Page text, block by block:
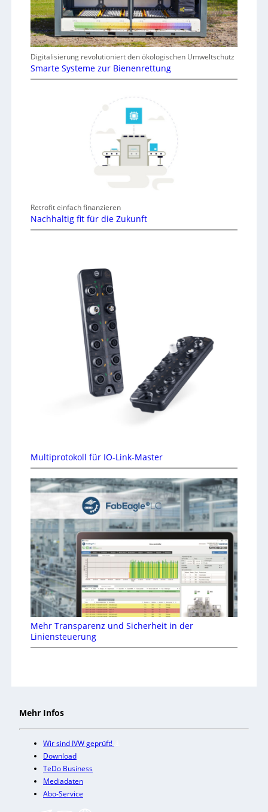
Digitalisierung revolutioniert den ökologischen Umweltschutz
Smarte Systeme zur Bienenrettung
Retrofit einfach finanzieren
Nachhaltig fit für die Zukunft
Multiprotokoll für IO-Link-Master
Mehr Transparenz und Sicherheit in der
Liniensteuerung
Mehr Infos
Wir sind IVW geprüft!
Download
TeDo Business
Mediadaten
Abo-Service